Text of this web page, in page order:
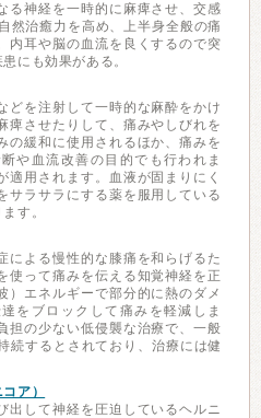
る神経を一時的に麻痺させ、交感
然治癒力を高め、上半身全般の痛
内耳や脳の血流を良くするので突
にも効果がある。
どを注射して一時的な麻酔をかけ
痺させたりして、痛みやしびれを
の緩和に使用されるほか、痛みを
や血流改善の目的でも行われま
用されます。血液が固まりにく
サラサラにする薬を服用している
す。
による慢性的な膝痛を和らげるた
使って痛みを伝える知覚神経を正
）エネルギーで部分的に熱のダメ
をブロックして痛みを軽減しま
担の少ない低侵襲な治療で、一般
続するとされており、治療には健
ア）
出して神経を圧迫しているヘルニ